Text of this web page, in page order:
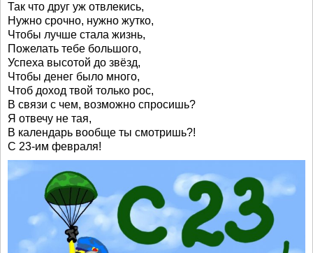
Так что друг уж отвлекись,
Нужно срочно, нужно жутко,
Чтобы лучше стала жизнь,
Пожелать тебе большого,
Успеха высотой до звёзд,
Чтобы денег было много,
Чтоб доход твой только рос,
В связи с чем, возможно спросишь?
Я отвечу не тая,
В календарь вообще ты смотришь?!
С 23-им февраля!